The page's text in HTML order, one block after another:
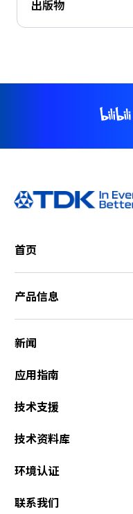
出版物
首页
产品信息
新闻
应用指南
技术支援
技术资料库
环境认证
联系我们